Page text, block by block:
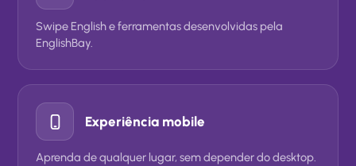
Swipe English e ferramentas desenvolvidas pela
EnglishBay.
Experiência mobile
Aprenda de qualquer lugar, sem depender do desktop.